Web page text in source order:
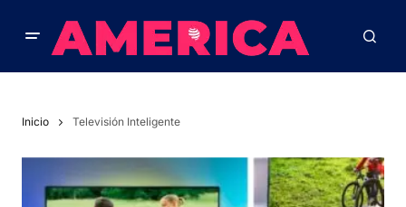
Inicio Televisión Inteligente